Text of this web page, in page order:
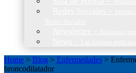
Home > Blog > Enfermedades >
broncodilatador